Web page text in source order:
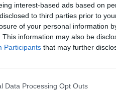
interest-based ads based on
to third parties prior to
of your personal information
This information may also be
Participants that may further
Data Processing Opt Outs